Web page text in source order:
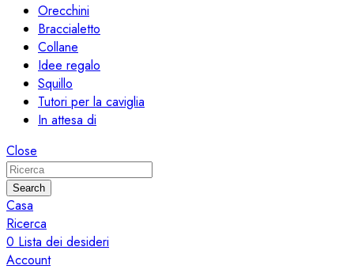
Orecchini
Braccialetto
Collane
Idee regalo
Squillo
Tutori per la caviglia
In attesa di
Close
Search
Casa
Ricerca
0 Lista dei desideri
Account